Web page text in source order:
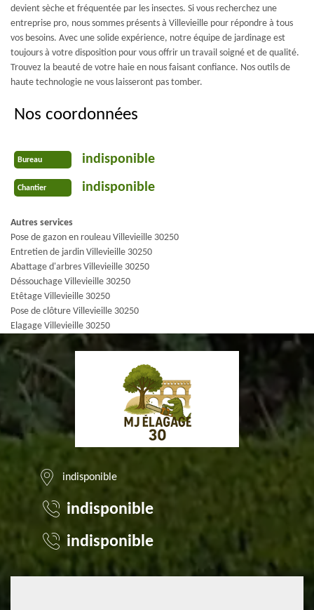
devient sèche et fréquentée par les insectes. Si vous recherchez une
entreprise pro, nous sommes présents à Villevieille pour répondre à tous
vos besoins. Avec une solide expérience, notre équipe de jardinage est
toujours à votre disposition pour vous offrir un travail soigné et de qualité.
Trouvez la beauté de votre haie en nous faisant confiance. Nos outils de
haute technologie ne vous laisseront pas tomber.
Nos coordonnées
Bureau indisponible
Chantier indisponible
Autres services
Pose de gazon en rouleau Villevieille 30250
Entretien de jardin Villevieille 30250
Abattage d'arbres Villevieille 30250
Déssouchage Villevieille 30250
Etêtage Villevieille 30250
Pose de clôture Villevieille 30250
Elagage Villevieille 30250
indisponible
indisponible
indisponible